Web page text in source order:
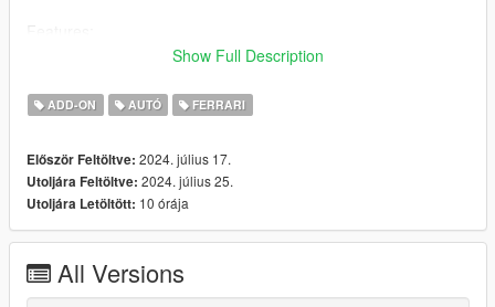
- Comfortable handling (but not realistic as much)
- Good fpv
- Basic features
controller
Installation:
IN README FILE
Credits:
Original model: Real Racing 3
Show Full Description
ADD-ON AUTÓ FERRARI
Először Feltöltve: 2024. július 17.
Utoljára Feltöltve: 2024. július 25.
Utoljára Letöltött: 10 órája
All Versions